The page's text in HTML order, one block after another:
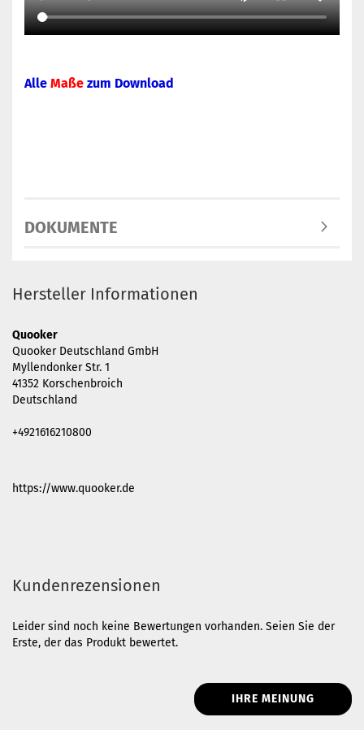
Alle Maße zum Download
DOKUMENTE
Hersteller Informationen
Quooker
Quooker Deutschland GmbH
Myllendonker Str. 1
41352 Korschenbroich
Deutschland
+4921616210800
https://www.quooker.de
Kundenrezensionen
Leider sind noch keine Bewertungen vorhanden. Seien Sie der
Erste, der das Produkt bewertet.
IHRE MEINUNG